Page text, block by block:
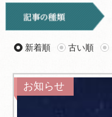
キャンプ
旅行記
グルメ
新着順 古い順
お知らせ